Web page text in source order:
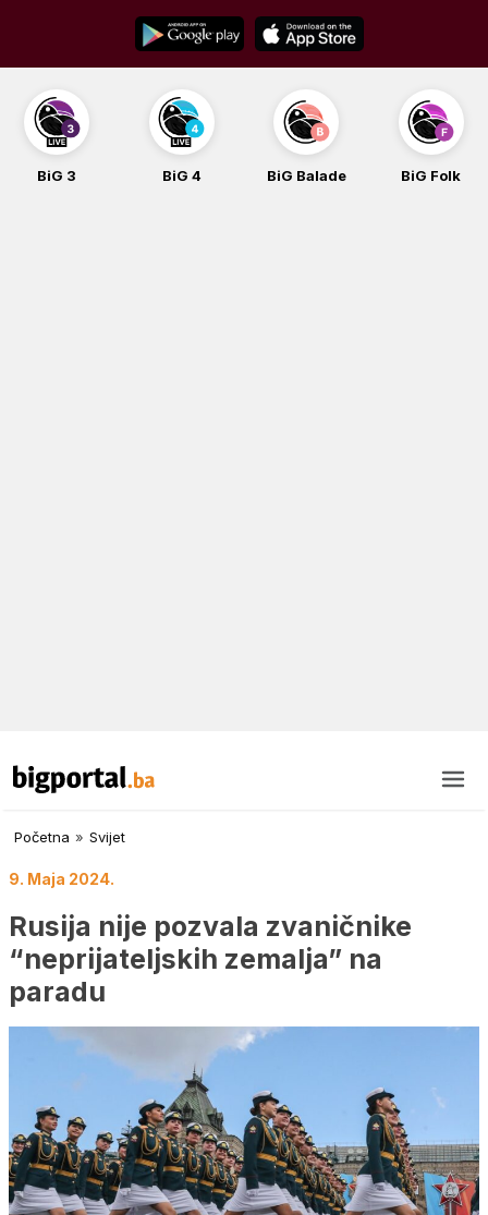
content
BiG 3 BiG 4 BiG Balade BiG Folk
Početna » Svijet
9. Maja 2024.
Rusija nije pozvala zvaničnike
“neprijateljskih zemalja” na
paradu